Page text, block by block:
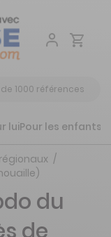
Aller
luiPour les enfants
du